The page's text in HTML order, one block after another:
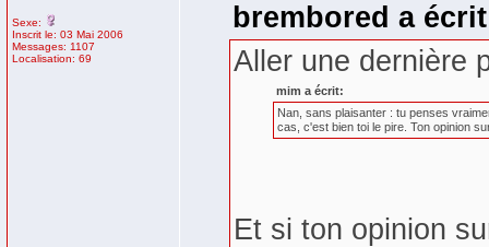
Sexe:
Inscrit le: 03 Mai 2006
Messages: 1107
Localisation: 69
brembored a
Aller une dernière
mim a écrit:
Nan, sans plaisanter : tu penses
cas, c'est bien toi le pire. Ton opinion
Et si ton opinion